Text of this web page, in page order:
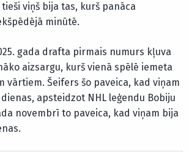
viņš bija tas, kurš panāca
minūtē.
gada drafta pirmais numurs kļuva
aizsargu, kurš vienā spēlē iemeta
vārtiem. Šeifers šo paveica, kad viņam
dienas, apsteidzot NHL leģendu Bobiju
novembrī to paveica, kad viņam bija